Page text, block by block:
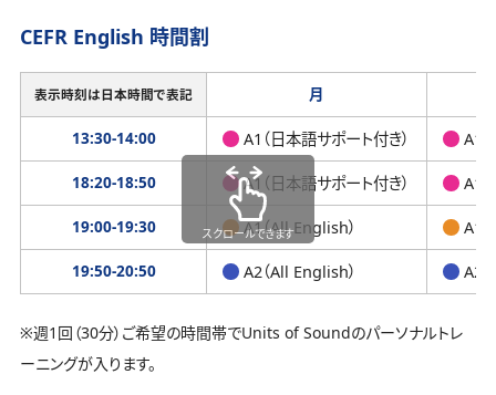
CEFR English 時間割
表示時刻は日本時間で表記 月
13:30-14:00 A1（日本語サポート付き） A1
18:20-18:50 A1（日本語サポート付き） A1
19:00-19:30 A1（All English） A1
19:50-20:50 A2（All English） A2
スクロールできます
※週1回（30分）ご希望の時間帯でUnits of Soundのパーソナルトレ
ーニングが入ります。